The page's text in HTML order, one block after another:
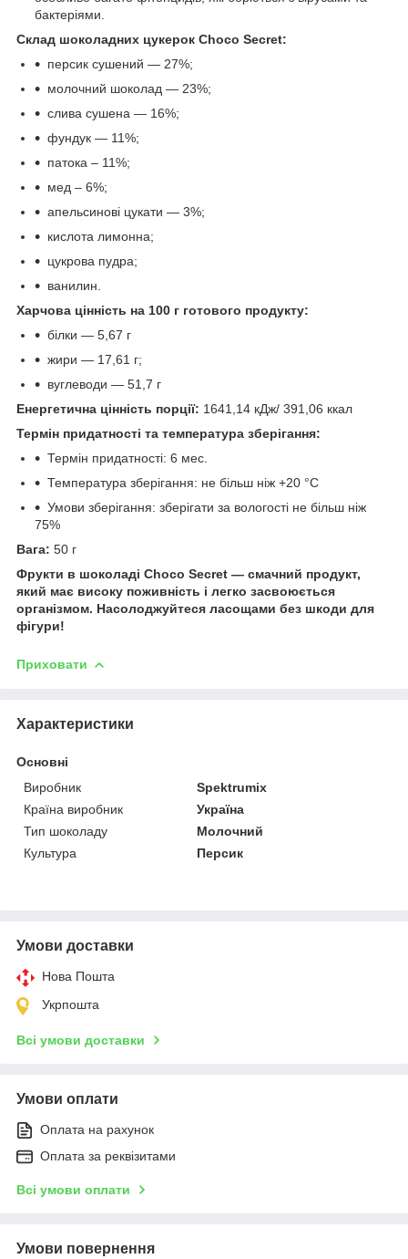
бактеріями.
Склад шоколадних цукерок Choco Secret:
персик сушений — 27%;
молочний шоколад — 23%;
слива сушена — 16%;
фундук — 11%;
патока – 11%;
мед – 6%;
апельсинові цукати — 3%;
кислота лимонна;
цукрова пудра;
ванилин.
Харчова цінність на 100 г готового продукту:
білки — 5,67 г
жири — 17,61 г;
вуглеводи — 51,7 г
Енергетична цінність порції: 1641,14 кДж/ 391,06 ккал
Термін придатності та температура зберігання:
Термін придатності: 6 мес.
Температура зберігання: не більш ніж +20 °C
Умови зберігання: зберігати за вологості не більш ніж
75%
Вага: 50 г
Фрукти в шоколаді Choco Secret — смачний продукт,
який має високу поживність і легко засвоюється
організмом. Насолоджуйтеся ласощами без шкоди для
фігури!
Приховати
Характеристики
Основні
Виробник
Spektrumix
Країна виробник
Україна
Тип шоколаду
Молочний
Культура
Персик
Умови доставки
Нова Пошта
Укрпошта
Всі умови доставки
Умови оплати
Оплата на рахунок
Оплата за реквізитами
Всі умови оплати
Умови повернення